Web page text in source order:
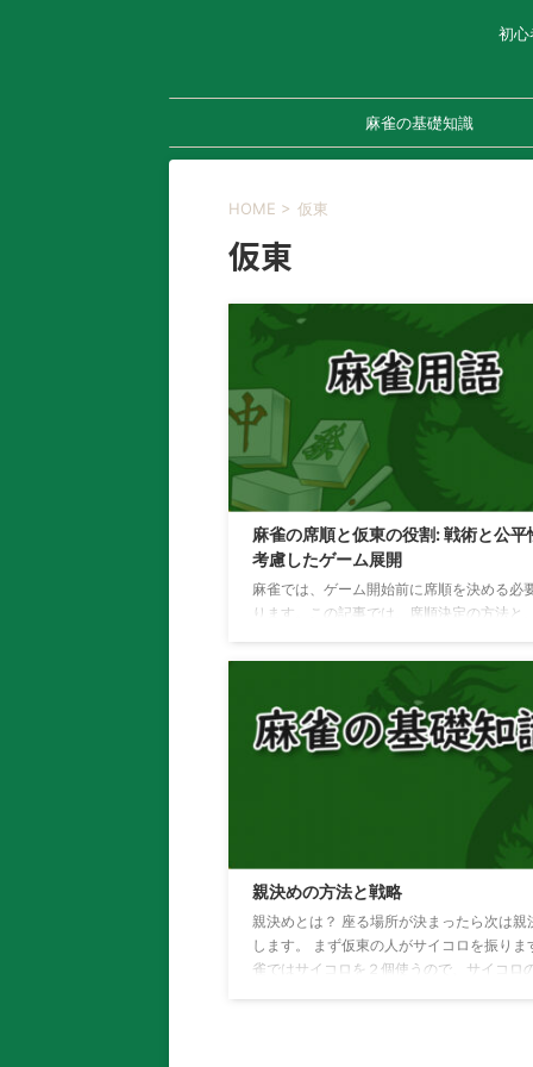
初心
麻雀の基礎知識
HOME > 仮東
仮東
麻雀の席順と仮東の役割: 戦術と公平
考慮したゲーム展開
麻雀では、ゲーム開始前に席順を決める必
ります。この記事では、席順決定の方法と
します。また、麻雀牌を活用したイメージ
入れています。 席順決定の方法 麻雀の席順
は、通常、牌を使って行われます。まず、
南、西、北の四つの風牌を裏向きにして混
す。次に、プレイヤー全員が1枚ずつ牌を引
す。引いた牌に応じて、プレイヤーは以下
ン）を引いたプレイヤーは仮東（カリトン
親決めの方法と戦略
親決めとは？ 座る場所が決まったら次は親
します。 まず仮東の人がサイコロを振りま
雀ではサイコロを２個使うので、サイコロ